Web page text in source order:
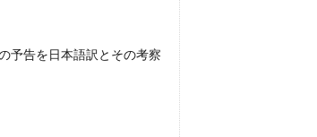
予告を日本語訳とその考察